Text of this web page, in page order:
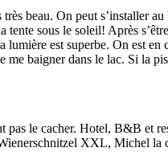
beau. On peut s’installer
tente sous le soleil! Après
lumière est superbe. On est
me baigner dans le lac. Si la
pas le cacher. Hotel, B&B et
XXL, Michel la